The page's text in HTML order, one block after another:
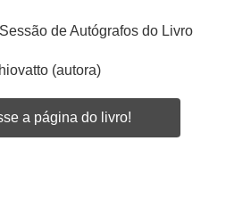
de Autógrafos do Livro
(autora)
a página do livro!